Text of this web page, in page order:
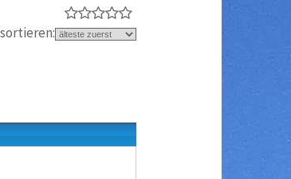
sortieren: